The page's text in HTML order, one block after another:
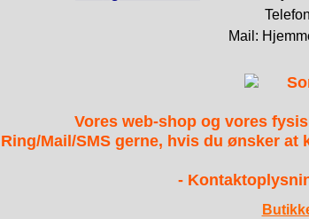
Mail:
Vores web-shop og vores
Ring/Mail/SMS gerne, hvis du ønsker
-